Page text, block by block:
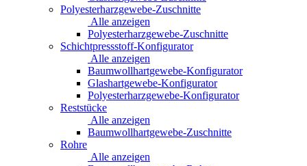
Polyesterharzgewebe-Zuschnitte
Alle anzeigen
Polyesterharzgewebe-Zuschnitte
Schichtpressstoff-Konfigurator
Alle anzeigen
Baumwollhartgewebe-Konfigurator
Glashartgewebe-Konfigurator
Polyesterharzgewebe-Konfigurator
Reststücke
Alle anzeigen
Baumwollhartgewebe-Zuschnitte
Rohre
Alle anzeigen